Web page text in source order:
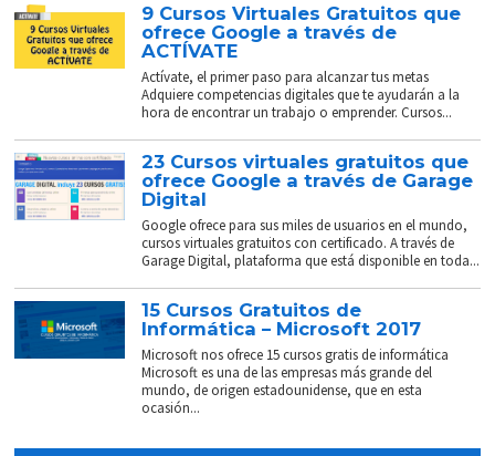
9 Cursos Virtuales Gratuitos que
ofrece Google a través de
ACTÍVATE
Actívate, el primer paso para alcanzar tus metas
Adquiere competencias digitales que te ayudarán a la
hora de encontrar un trabajo o emprender. Cursos...
23 Cursos virtuales gratuitos que
ofrece Google a través de Garage
Digital
Google ofrece para sus miles de usuarios en el mundo,
cursos virtuales gratuitos con certificado. A través de
Garage Digital, plataforma que está disponible en toda...
15 Cursos Gratuitos de
Informática – Microsoft 2017
Microsoft nos ofrece 15 cursos gratis de informática
Microsoft es una de las empresas más grande del
mundo, de origen estadounidense, que en esta
ocasión...